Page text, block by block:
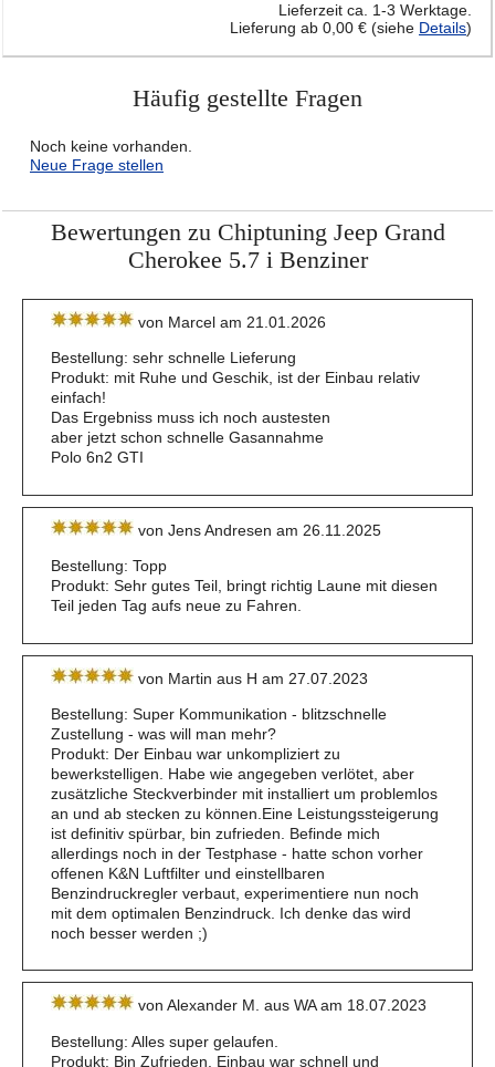
Lieferzeit ca. 1-3 Werktage.
Lieferung ab 0,00 € (siehe Details)
Häufig gestellte Fragen
Noch keine vorhanden.
Neue Frage stellen
Bewertungen zu Chiptuning Jeep Grand
Cherokee 5.7 i Benziner
von Marcel am 21.01.2026
Bestellung: sehr schnelle Lieferung
Produkt: mit Ruhe und Geschik, ist der Einbau relativ
einfach!
Das Ergebniss muss ich noch austesten
aber jetzt schon schnelle Gasannahme
Polo 6n2 GTI
von Jens Andresen am 26.11.2025
Bestellung: Topp
Produkt: Sehr gutes Teil, bringt richtig Laune mit diesen
Teil jeden Tag aufs neue zu Fahren.
von Martin aus H am 27.07.2023
Bestellung: Super Kommunikation - blitzschnelle
Zustellung - was will man mehr?
Produkt: Der Einbau war unkompliziert zu
bewerkstelligen. Habe wie angegeben verlötet, aber
zusätzliche Steckverbinder mit installiert um problemlos
an und ab stecken zu können.Eine Leistungssteigerung
ist definitiv spürbar, bin zufrieden. Befinde mich
allerdings noch in der Testphase - hatte schon vorher
offenen K&N Luftfilter und einstellbaren
Benzindruckregler verbaut, experimentiere nun noch
mit dem optimalen Benzindruck. Ich denke das wird
noch besser werden ;)
von Alexander M. aus WA am 18.07.2023
Bestellung: Alles super gelaufen.
Produkt: Bin Zufrieden. Einbau war schnell und